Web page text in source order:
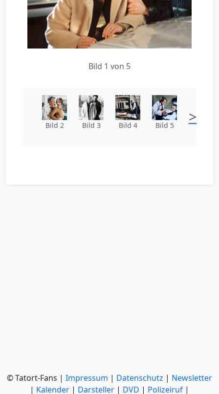
Bild 1 von 5
Bild 2 Bild 3 Bild 4 Bild 5 >
© Tatort-Fans | Impressum | Datenschutz | Newsletter
| Kalender | Darsteller | DVD | Polizeiruf |